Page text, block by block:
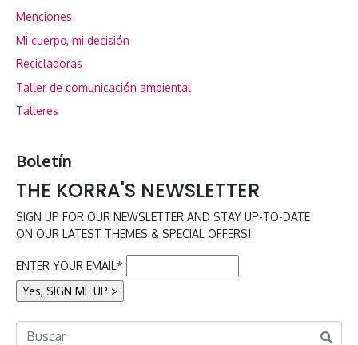
Menciones
Mi cuerpo, mi decisión
Recicladoras
Taller de comunicación ambiental
Talleres
Boletín
THE KORRA'S NEWSLETTER
SIGN UP FOR OUR NEWSLETTER AND STAY UP-TO-DATE
ON OUR LATEST THEMES & SPECIAL OFFERS!
ENTER YOUR EMAIL*